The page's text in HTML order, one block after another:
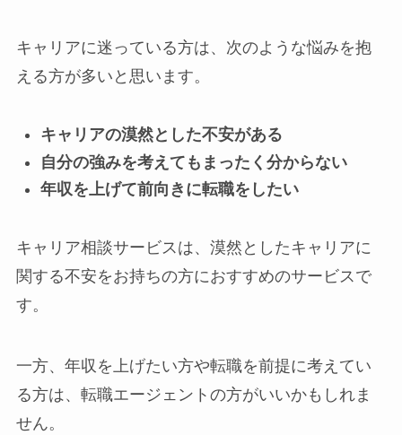
キャリアに迷っている方は、次のような悩みを抱
える方が多いと思います。
キャリアの漠然とした不安がある
自分の強みを考えてもまったく分からない
年収を上げて前向きに転職をしたい
キャリア相談サービスは、漠然としたキャリアに
関する不安をお持ちの方におすすめのサービスで
す。
一方、年収を上げたい方や転職を前提に考えてい
る方は、転職エージェントの方がいいかもしれま
せん。